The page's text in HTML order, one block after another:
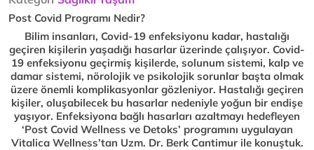
Post Covid Programı Nedir?
Bilim insanları, Covid-19 enfeksiyonu kadar, hastalığı
geçiren kişilerin yaşadığı hasarlar üzerinde çalışıyor. Covid-
19 enfeksiyonu geçirmiş kişilerde, solunum sistemi, kalp ve
damar sistemi, nörolojik ve psikolojik sorunlar başta olmak
üzere önemli komplikasyonlar gözleniyor. Hastalığı geçiren
kişiler, oluşabilecek bu hasarlar nedeniyle yoğun bir endişe
yaşıyor. Enfeksiyona bağlı hasarları azaltmayı hedefleyen
‘Post Covid Wellness ve Detoks’ programını uygulayan
Vitalica Wellness’tan Uzm. Dr. Berk Cantimur ile konuştuk.